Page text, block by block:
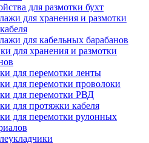
для размотки бухт
для хранения и размотки
для кабельных барабанов
для хранения и размотки
для перемотки ленты
для перемотки проволоки
для перемотки РВД
для протяжки кабеля
для перемотки рулонных